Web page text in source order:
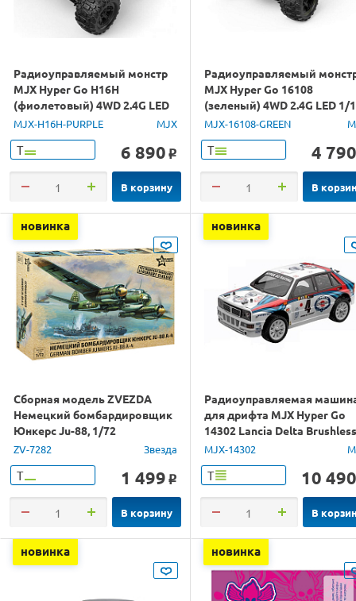
Радиоуправляемый монстр
MJX Hyper Go H16H
(фиолетовый) 4WD 2.4G LED
GPS 1/16 RTR
MJX-H16H-PURPLE MJX
Т 6 890 o
В корзину
Радиоуправляемый
MJX Hyper Go 16108
(зеленый) 4WD 2.4G LED 1/
RTR
MJX-16108-GREEN
Т 4 790
В
новинка
Сборная модель ZVEZDA
Немецкий бомбардировщик
Юнкерс Ju-88, 1/72
ZV-7282 Звезда
Т 1 499 o
В корзину
новинка
Радиоуправляемая
для дрифта MJX Hyper Go
14302 Lancia Delta Brushless
4WD 2.4G LED 1/14 RTR
MJX-14302
Т 10 490
В
новинка новинка